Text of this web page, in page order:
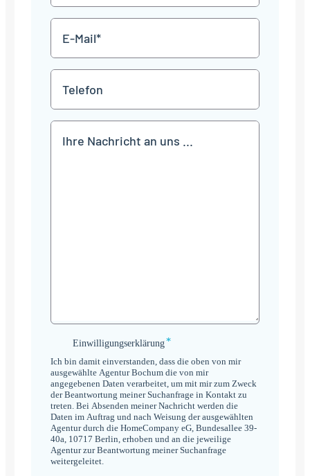
Mail
*
Einwilligungserklärung
Einwilligungserklärung*
Ich bin damit einverstanden, dass die oben von mir
ausgewählte Agentur Bochum die von mir
angegebenen Daten verarbeitet, um mit mir zum Zweck
der Beantwortung meiner Suchanfrage in Kontakt zu
treten. Bei Absenden meiner Nachricht werden die
Daten im Auftrag und nach Weisung der ausgewählten
Agentur durch die HomeCompany eG, Bundesallee 39-
40a, 10717 Berlin, erhoben und an die jeweilige
Agentur zur Beantwortung meiner Suchanfrage
weitergeleitet.